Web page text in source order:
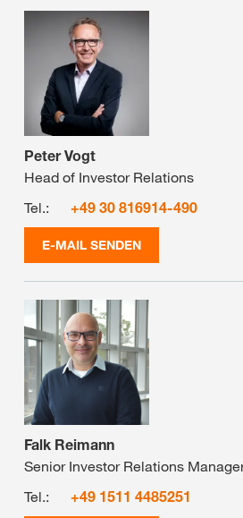
Peter Vogt
Head of Investor Relations
Tel.:
+49 30 816914-490
E-MAIL SENDEN
Falk Reimann
Senior Investor Relations
Tel.:
+49 1511 4485251